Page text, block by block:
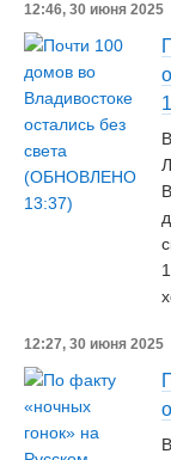
12:46, 30 июня 2025
12:27, 30 июня 2025